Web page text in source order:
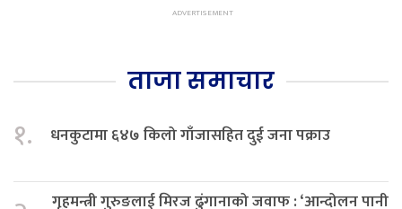
ताजा समाचार
१. धनकुटामा ६४७ किलो गाँजासहित दुई जना पक्राउ
गृहमन्त्री गुरुङलाई मिरज ढुंगानाको जवाफ : ‘आन्दोलन पानी